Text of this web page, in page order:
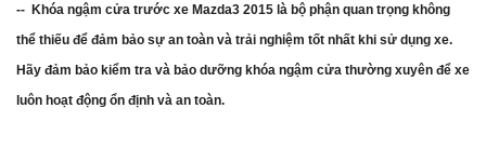
-- Khóa ngậm cửa trước xe Mazda3 2015 là bộ phận quan trọng không
thể thiếu để đảm bảo sự an toàn và trải nghiệm tốt nhất khi sử dụng xe.
Hãy đảm bảo kiểm tra và bảo dưỡng khóa ngậm cửa thường xuyên để xe
luôn hoạt động ổn định và an toàn.